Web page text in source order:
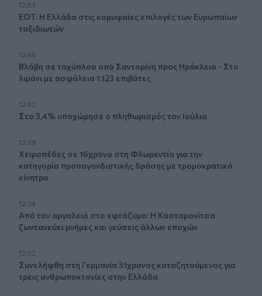
12:53
ΕΟΤ: Η Ελλάδα στις κορυφαίες επιλογές των Ευρωπαίων
ταξιδιωτών
12:46
Βλάβη σε ταχύπλοο από Σαντορίνη προς Ηράκλειο - Στο
λιμάνι με ασφάλεια 1.123 επιβάτες
12:42
Στο 3,4% υποχώρησε ο πληθωρισμός τον Ιούλιο
12:39
Xειροπέδες σε 16χρονο στη Φλωρεντία για την
κατηγορία προπαγανδιστικής δράσης με τρομοκρατικό
κίνητρο
12:34
Από τον αργαλειό στο εφτάζυμο: Η Κασταμονίτσα
ζωντανεύει μνήμες και γεύσεις άλλων εποχών
12:32
Συνελήφθη στη Γερμανία 31χρονος καταζητούμενος για
τρεις ανθρωποκτονίες στην Ελλάδα